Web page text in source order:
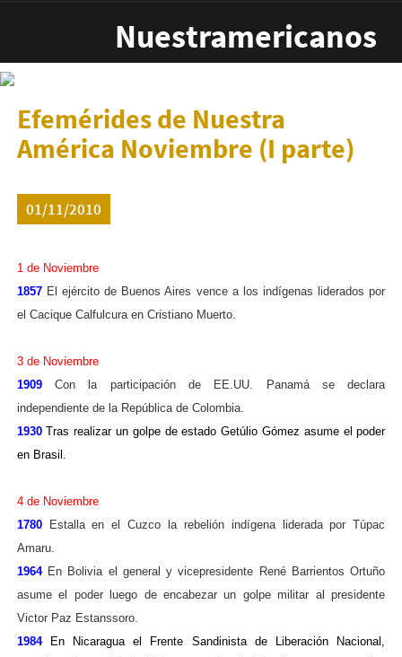
Nuestramericanos
Efemérides de Nuestra
América Noviembre (I parte)
01/11/2010
1 de Noviembre
1857El ejército de Buenos Aires vence a los indígenas liderados por
el Cacique Calfulcura en Cristiano Muerto.
3 de Noviembre
1909 Con la participación de EE.UU. Panamá se declara
independiente de la República de Colombia.
1930Tras realizar un golpe de estado Getúlio Gómez asume el poder
en Brasil.
4 de Noviembre
1780Estalla en el Cuzco la rebelión indígena liderada por Túpac
Amaru.
1964En Bolivia el general y vicepresidente René Barrientos Ortuño
asume el poder luego de encabezar un golpe militar al presidente
Victor Paz Estanssoro.
1984
En Nicaragua el Frente Sandinista de Liberación Nacional,